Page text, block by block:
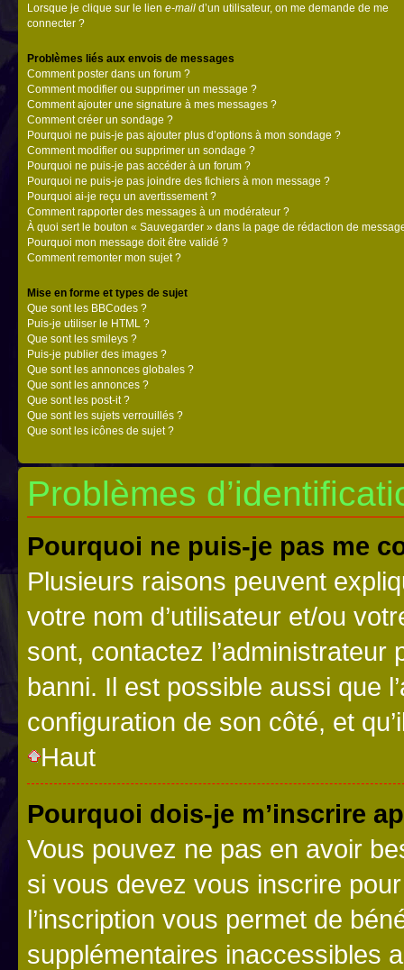
Lorsque je clique sur le lien e-mail d’un utilisateur, on me demande de me
connecter ?
Problèmes liés aux envois de messages
Comment poster dans un forum ?
Comment modifier ou supprimer un message ?
Comment ajouter une signature à mes messages ?
Comment créer un sondage ?
Pourquoi ne puis-je pas ajouter plus d’options à mon sondage ?
Comment modifier ou supprimer un sondage ?
Pourquoi ne puis-je pas accéder à un forum ?
Pourquoi ne puis-je pas joindre des fichiers à mon message ?
Pourquoi ai-je reçu un avertissement ?
Comment rapporter des messages à un modérateur ?
À quoi sert le bouton « Sauvegarder » dans la page de rédaction de
Pourquoi mon message doit être validé ?
Comment remonter mon sujet ?
Mise en forme et types de sujet
Que sont les BBCodes ?
Puis-je utiliser le HTML ?
Que sont les smileys ?
Puis-je publier des images ?
Que sont les annonces globales ?
Que sont les annonces ?
Que sont les post-it ?
Que sont les sujets verrouillés ?
Que sont les icônes de sujet ?
Problèmes
Pourquoi ne puis-je pas me
Plusieurs raisons peuvent
votre nom d’utilisateur et/ou
sont, contactez l’administrateur
banni. Il est possible aussi que
configuration de son côté, et
Haut
Pourquoi dois-je m’inscrire
Vous pouvez ne pas en avoir
si vous devez vous inscrire
l’inscription vous permet de
supplémentaires inaccessibles